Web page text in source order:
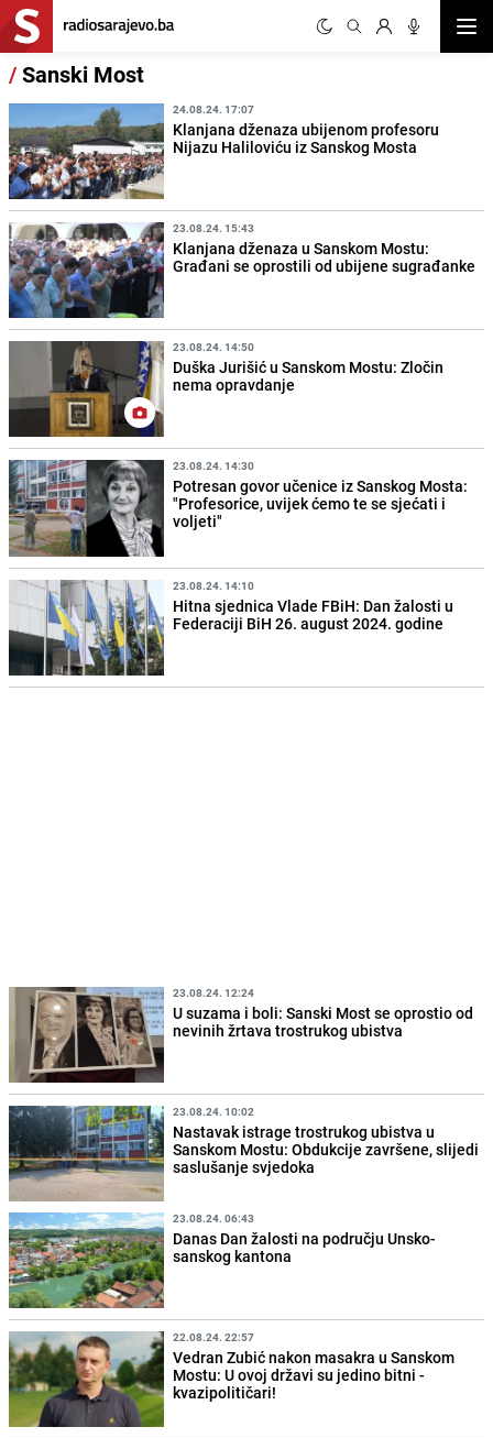
/Sanski Most
24.08.24. 17:07
Klanjana dženaza ubijenom profesoru
Nijazu Haliloviću iz Sanskog Mosta
23.08.24. 15:43
Klanjana dženaza u Sanskom Mostu:
Građani se oprostili od ubijene sugrađanke
23.08.24. 14:50
Duška Jurišić u Sanskom Mostu: Zločin
nema opravdanje
23.08.24. 14:30
Potresan govor učenice iz Sanskog Mosta:
"Profesorice, uvijek ćemo te se sjećati i
voljeti"
23.08.24. 14:10
Hitna sjednica Vlade FBiH: Dan žalosti u
Federaciji BiH 26. august 2024. godine
23.08.24. 12:24
U suzama i boli: Sanski Most se oprostio od
nevinih žrtava trostrukog ubistva
23.08.24. 10:02
Nastavak istrage trostrukog ubistva u
Sanskom Mostu: Obdukcije završene, slijedi
saslušanje svjedoka
23.08.24. 06:43
Danas Dan žalosti na području Unsko-
sanskog kantona
22.08.24. 22:57
Vedran Zubić nakon masakra u Sanskom
Mostu: U ovoj državi su jedino bitni -
kvazipolitičari!